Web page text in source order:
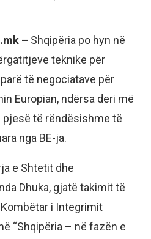
– Shqipëria po hyn në
teknike për
të negociatave për
Europian, ndërsa deri më
të rëndësishme të
nga BE-ja.
e Shtetit dhe
Dhuka, gjatë takimit të
i Integrimit
“Shqipëria – në fazën e